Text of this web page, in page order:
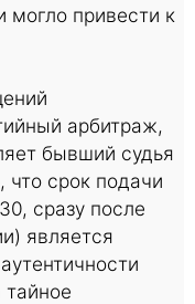
могло привести к
арбитраж,
бывший судья
срок подачи
сразу после
является